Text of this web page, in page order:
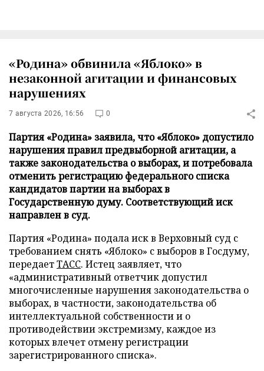
«Родина» обвинила «Яблоко» в
незаконной агитации и финансовых
нарушениях
7 августа 2026, 16:56 0
Партия «Родина» заявила, что «Яблоко» допустило
нарушения правил предвыборной агитации, а
также законодательства о выборах, и потребовала
отменить регистрацию федерального списка
кандидатов партии на выборах в
Государственную думу. Соответствующий иск
направлен в суд.
Партия «Родина» подала иск в Верховный суд с
требованием снять «Яблоко» с выборов в Госдуму,
передаетТАСС. Истец заявляет, что
«административный ответчик допустил
многочисленные нарушения законодательства о
выборах, в частности, законодательства об
интеллектуальной собственности и о
противодействии экстремизму, каждое из
которых влечет отмену регистрации
зарегистрированного списка».